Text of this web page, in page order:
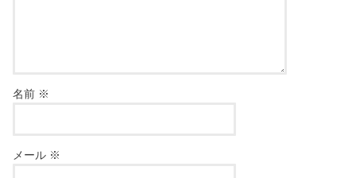
名前 ※
メール ※